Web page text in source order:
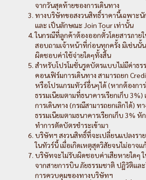
จากวันสุดท้ายของการเดินทาง
ทางบริษัทขอสงวนสิทธิ์ราคานี้เฉพาะนั
และ เป็นลักษณะ Join Tour เท่านั้น
ในกรณีที่ลูกค้าต้องออกตั๋วโดยสารภาย
สอบถามเจ้าหน้าที่ก่อนทุกครั้ง มิเช่นนั้
ผิดชอบค่าใช้จ่ายใดๆทั้งสิ้น
สำหรับโปรโมชั่นรูดบัตรแบบไม่มีค่าธร
คอนเฟิร์มการเดินทาง สามารถยก
หรือโปรแกรมทัวร์อื่นๆได้ (หากต้องกา
ธรรมเนียมตามที่ธนาคารเรียกเก็บ
การเดินทาง (กรณีสามารถยกเลิกได้) ท
ธรรมเนียมตามธนาคารเรียกเก็บ 3%
ทำการตัดบัตรชำระเข้ามา
บริษัทฯ สงวนสิทธิ์ที่จะเปลี่ยนแปลงรา
ในทัวร์นี้ เมื่อเกิดเหตุสุดวิสัยจนไม่อาจแ
บริษัทจะไม่รับผิดชอบค่าเสียหายใดๆ
จากสายการบิน ภัยธรรมชาติ ปฏิวัติแ
การควบคุมของทางบริษัทฯ